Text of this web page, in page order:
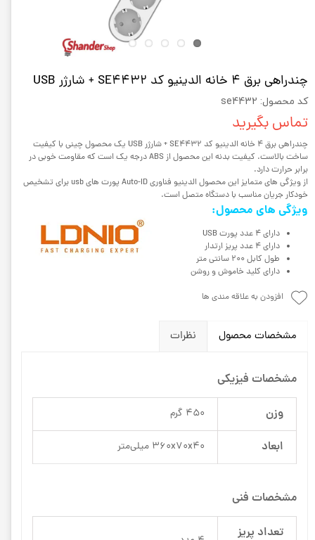
چندراهی برق 4 خانه الدینیو کد SE4432 + شارژر USB
کد محصول: se4432
تماس بگیرید
چندراهی برق 4 خانه الدینیو کد SE4432 + شارژر USB یک محصول چینی با کیفیت
ساخت بالاست. کیفیت بدنه این محصول از ABS درجه یک است که مقاومت خوبی در
برابر حرارت دارد.
از ویژگی های متمایز این محصول الدینیو فناوری Auto-ID پورت های usb برای تشخیص
خودکار جریان مناسب با دستگاه متصل است.
ویژگی های محصول:
دارای 4 عدد پورت USB
دارای 4 عدد پریز ارتدار
طول کابل 200 سانتی متر
دارای کلید خاموش و روشن
افزودن به علاقه مندی ها
مشخصات محصول نظرات
مشخصات فیزیکی
وزن 450 گرم
ابعاد 360x70x40 میلی‌متر
مشخصات فنی
تعداد پریز